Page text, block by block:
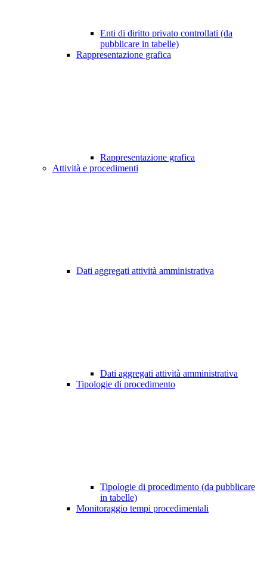
Enti di diritto privato controllati (da
pubblicare in tabelle)
Rappresentazione grafica
Rappresentazione grafica
Attività e procedimenti
Dati aggregati attività amministrativa
Dati aggregati attività amministrativa
Tipologie di procedimento
Tipologie di procedimento (da pubblicare
in tabelle)
Monitoraggio tempi procedimentali